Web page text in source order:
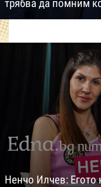
трябва да помним
Ненчо Илчев: Егото